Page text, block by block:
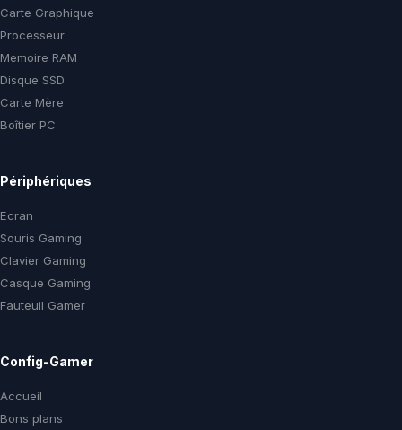
Carte Graphique
Processeur
Memoire RAM
Disque SSD
Carte Mère
Boîtier PC
Périphériques
Ecran
Souris Gaming
Clavier Gaming
Casque Gaming
Fauteuil Gamer
Config-Gamer
Accueil
Bons plans